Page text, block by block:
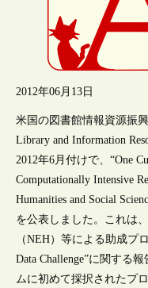
2012年06月13日
米国の図書館情報資源振
Library and Information
2012年6月付けで、“One
Computationally Intensive
Humanities and Social
を公表しました。これは
（NEH）等による助成プ
Data Challenge”に関する
ムに初めて採択されたプ